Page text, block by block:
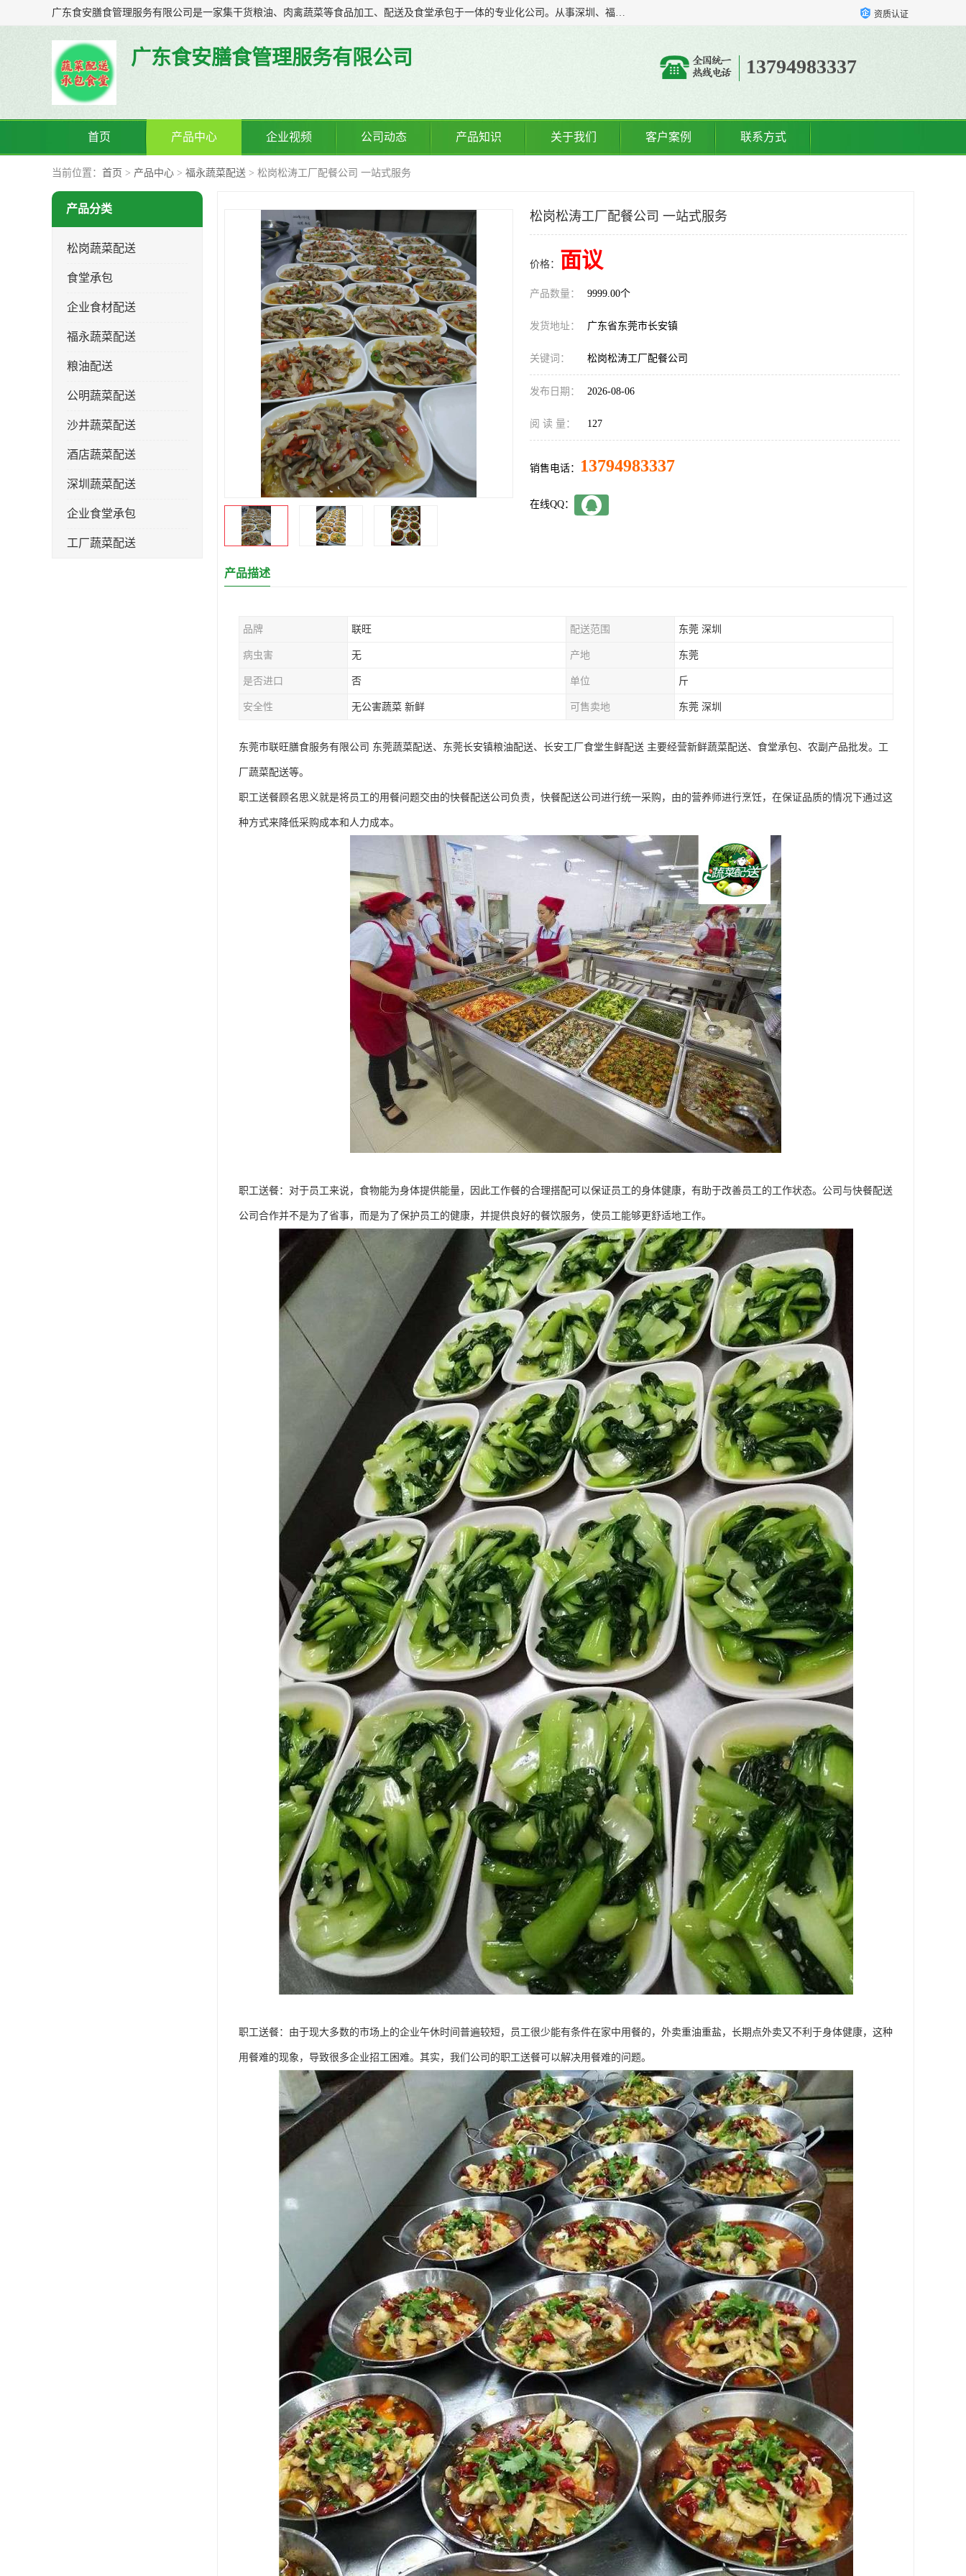
广东食安膳食管理服务有限公司是一家集干货粮油、肉禽蔬菜等食品加工、配送及食堂承包于一体的专业化公司。从事深圳、福永、公明、沙井、松岗等地区的蔬菜配送服务。 专业的服务队伍，以及完善的服务机制，经过多年的努力拼搏，赢得了广大客户的信赖和支持。 资质认证
广东食安膳食管理服务有限公司 13794983337
首页 产品中心 企业视频 公司动态 产品知识 关于我们 客户案例 联系方式
当前位置： 首页 > 产品中心 > 福永蔬菜配送 > 松岗松涛工厂配餐公司 一站式服务
产品分类
松岗蔬菜配送
食堂承包
企业食材配送
福永蔬菜配送
粮油配送
公明蔬菜配送
沙井蔬菜配送
酒店蔬菜配送
深圳蔬菜配送
企业食堂承包
工厂蔬菜配送
松岗松涛工厂配餐公司 一站式服务
价格： 面议
产品数量： 9999.00个
发货地址： 广东省东莞市长安镇
关键词： 松岗松涛工厂配餐公司
发布日期： 2026-08-06
阅 读 量： 127
销售电话： 13794983337
在线QQ：
产品描述
品牌 联旺 配送范围 东莞 深圳
病虫害 无 产地 东莞
是否进口 否 单位 斤
安全性 无公害蔬菜 新鲜 可售卖地 东莞 深圳
东莞市联旺膳食服务有限公司 东莞蔬菜配送、东莞长安镇粮油配送、长安工厂食堂生鲜配送 主要经营新鲜蔬菜配送、食堂承包、农副产品批发。工
厂蔬菜配送等。
职工送餐顾名思义就是将员工的用餐问题交由的快餐配送公司负责，快餐配送公司进行统一采购，由的营养师进行烹饪，在保证品质的情况下通过这
种方式来降低采购成本和人力成本。
职工送餐：对于员工来说，食物能为身体提供能量，因此工作餐的合理搭配可以保证员工的身体健康，有助于改善员工的工作状态。公司与快餐配送
公司合作并不是为了省事，而是为了保护员工的健康，并提供良好的餐饮服务，使员工能够更舒适地工作。
职工送餐：由于现大多数的市场上的企业午休时间普遍较短，员工很少能有条件在家中用餐的，外卖重油重盐，长期点外卖又不利于身体健康，这种
用餐难的现象，导致很多企业招工困难。其实，我们公司的职工送餐可以解决用餐难的问题。